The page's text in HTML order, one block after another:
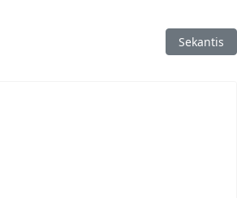
nuopelnus Lietuvai Kitas
Sekantis